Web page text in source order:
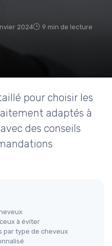
2024 9 min de lecture
pour choisir les
adaptés à
des conseils
à éviter
par type de cheveux